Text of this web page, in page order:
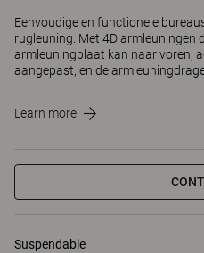
Eenvoudige en functionele
rugleuning. Met 4D armleuningen
armleuningplaat kan naar voren,
aangepast, en de
Learn more
Suspendable